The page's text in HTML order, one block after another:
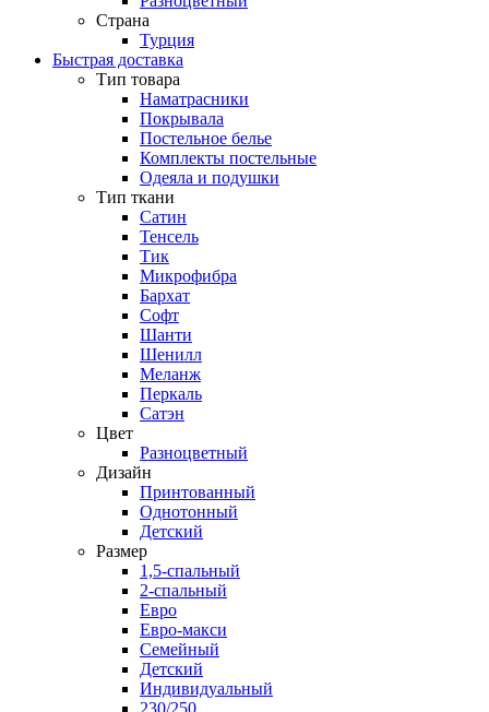
Страна
Турция
Быстрая доставка
Тип товара
Наматрасники
Покрывала
Постельное белье
Комплекты постельные
Одеяла и подушки
Тип ткани
Сатин
Тенсель
Тик
Микрофибра
Бархат
Софт
Шанти
Шенилл
Меланж
Перкаль
Сатэн
Цвет
Разноцветный
Дизайн
Принтованный
Однотонный
Детский
Размер
1,5-спальный
2-спальный
Евро
Евро-макси
Семейный
Детский
Индивидуальный
230/250